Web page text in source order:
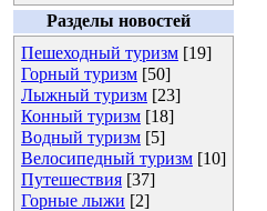
Разделы новостей
Пешеходный туризм [19]
Горный туризм [50]
Лыжный туризм [23]
Конный туризм [18]
Водный туризм [5]
Велосипедный туризм [10]
Путешествия [37]
Горные лыжи [2]